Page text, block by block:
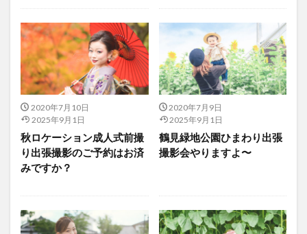
2020年7月10日
2025年9月1日
秋ロケーション成人式前撮
り出張撮影のご予約はお済
みですか？
2020年7月9日
2025年9月1日
鶴見緑地公園ひまわり出張
撮影会やりますよ〜